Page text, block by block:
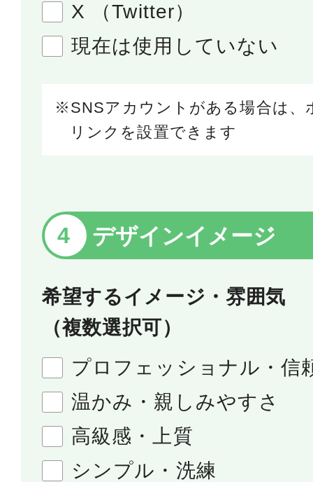
X （Twitter）
現在は使用していない
SNSアカウントがある場合は、
リンクを設置できます
デザインイメージ
希望するイメージ・雰囲気
（複数選択可）
プロフェッショナル・信
温かみ・親しみやすさ
高級感・上質
シンプル・洗練